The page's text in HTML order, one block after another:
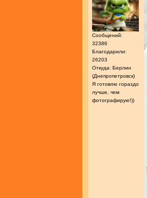
Сообщений:
32386
Благодарили:
26203
Откуда: Берлин
(Днепропетровск)
Я готовлю гораздо
лучше, чем
фотографирую!))